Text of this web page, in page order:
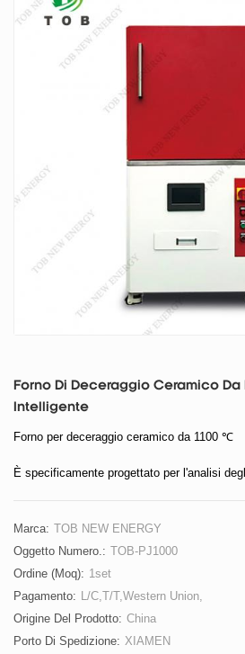
Forno Di Deceraggio Ceramico Da
Intelligente
Forno per deceraggio ceramico da 1100 ℃
È specificamente progettato per l'analisi
industriali e minerarie, università e istituti di
essere utilizzato anche per il riscaldamento
Marca: TOB NEW ENERGY
Oggetto Numero.: TOB-PJ1000
Ordine (moq): 1set
Pagamento: L/C,T/T,Western Union,
Origine Del Prodotto: China
Porto Di Spedizione: XIAMEN